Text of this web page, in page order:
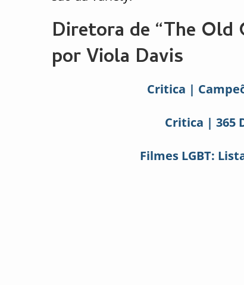
Diretora de “The
por Viola Davis
Critica |
Critica | 365
Filmes LGBT: